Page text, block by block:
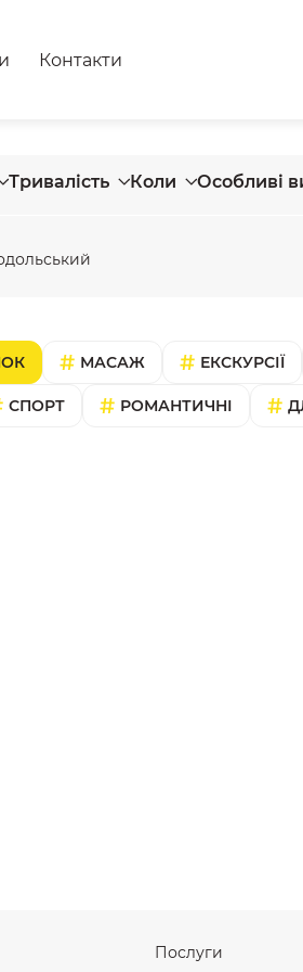
Контакти
Тривалість Коли Особливі
МАСАЖ ЕКСКУРСІЇ
СПОРТ РОМАНТИЧНІ
Послуги